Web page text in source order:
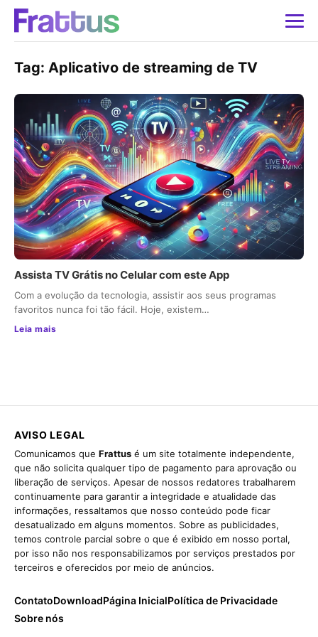
Tag: Aplicativo de streaming de TV
Assista TV Grátis no Celular com este App
Com a evolução da tecnologia, assistir aos seus programas
favoritos nunca foi tão fácil. Hoje, existem…
Leia mais
AVISO LEGAL
Comunicamos que Frattus é um site totalmente independente,
que não solicita qualquer tipo de pagamento para aprovação ou
liberação de serviços. Apesar de nossos redatores trabalharem
continuamente para garantir a integridade e atualidade das
informações, ressaltamos que nosso conteúdo pode ficar
desatualizado em alguns momentos. Sobre as publicidades,
temos controle parcial sobre o que é exibido em nosso portal,
por isso não nos responsabilizamos por serviços prestados por
terceiros e oferecidos por meio de anúncios.
ContatoDownloadPágina InicialPolítica de Privacidade
Sobre nós